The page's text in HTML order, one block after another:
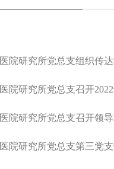
医院研究所党总支组织传
医院研究所党总支召开
医院研究所党总支召开领
医院研究所党总支第三党